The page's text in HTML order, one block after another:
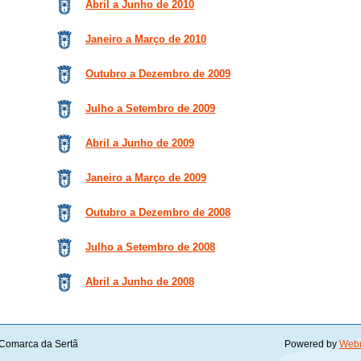
Abril a Junho de 2010
Janeiro a Março de 2010
Outubro a Dezembro de 2009
Julho a Setembro de 2009
Abril a Junho de 2009
Janeiro a Março de 2009
Outubro a Dezembro de 2008
Julho a Setembro de 2008
Abril a Junho de 2008
da Sertã Powered by